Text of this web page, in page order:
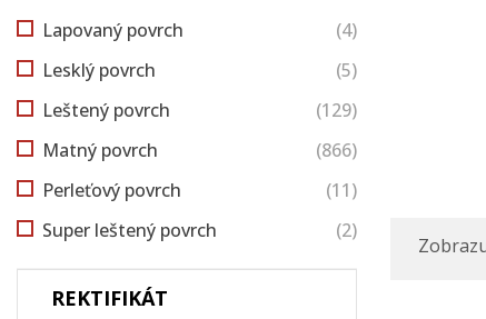
Lapovaný povrch
(4)
Lesklý povrch
(5)
Leštený povrch
(129)
Matný povrch
(866)
Perleťový povrch
(11)
Super leštený povrch
(2)
REKTIFIKÁT